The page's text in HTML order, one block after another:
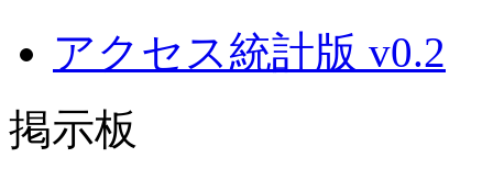
アクセス統計版 v0.2
掲示板